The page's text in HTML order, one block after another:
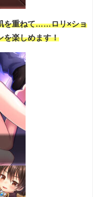
を重ねて……ロリ×ショ
を楽しめます！